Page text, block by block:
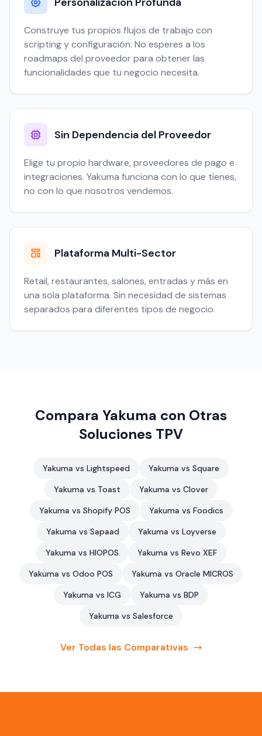
Construye tus propios flujos de trabajo con
scripting y configuración. No esperes a los
roadmaps del proveedor para obtener las
funcionalidades que tu negocio necesita.
Sin Dependencia del Proveedor
Elige tu propio hardware, proveedores de pago e
integraciones. Yakuma funciona con lo que tienes,
no con lo que nosotros vendemos.
Plataforma Multi-Sector
Retail, restaurantes, salones, entradas y más en
una sola plataforma. Sin necesidad de sistemas
separados para diferentes tipos de negocio.
Compara Yakuma con Otras
Soluciones TPV
Yakuma vs Lightspeed
Yakuma vs Square
Yakuma vs Toast
Yakuma vs Clover
Yakuma vs Shopify POS
Yakuma vs Foodics
Yakuma vs Sapaad
Yakuma vs Loyverse
Yakuma vs HIOPOS
Yakuma vs Revo XEF
Yakuma vs Odoo POS
Yakuma vs Oracle MICROS
Yakuma vs ICG
Yakuma vs BDP
Yakuma vs Salesforce
Ver Todas las Comparativas